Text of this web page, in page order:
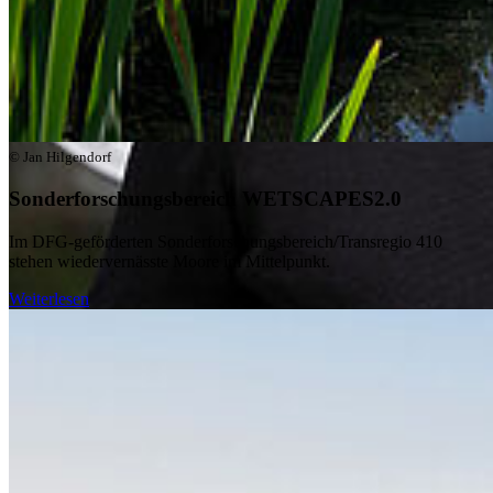
© Jan Hilgendorf
Sonderforschungsbereich WETSCAPES2.0
Im DFG-geförderten Sonderforschungsbereich/Transregio 410
stehen wiedervernässte Moore im Mittelpunkt.
Weiterlesen